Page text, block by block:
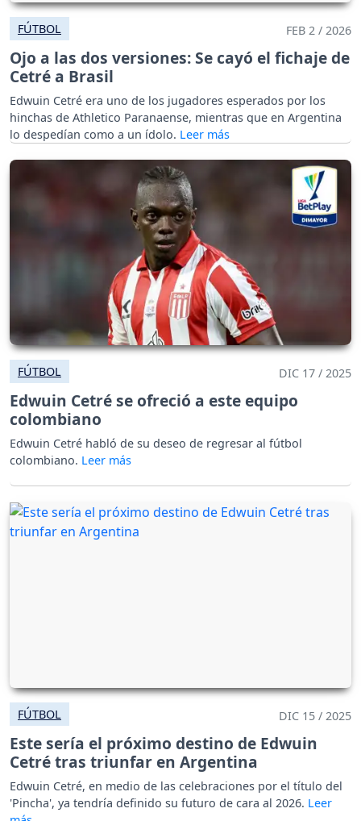
FÚTBOL FEB 2 / 2026
Ojo a las dos versiones: Se cayó el fichaje de
Cetré a Brasil
Edwuin Cetré era uno de los jugadores esperados por los
hinchas de Athletico Paranaense, mientras que en Argentina
lo despedían como a un ídolo.
FÚTBOL DIC 17 / 2025
Edwuin Cetré se ofreció a este equipo
colombiano
Edwuin Cetré habló de su deseo de regresar al fútbol
colombiano.
FÚTBOL DIC 15 / 2025
Este sería el próximo destino de Edwuin
Cetré tras triunfar en Argentina
Edwuin Cetré, en medio de las celebraciones por el título del
'Pincha', ya tendría definido su futuro de cara al 2026.